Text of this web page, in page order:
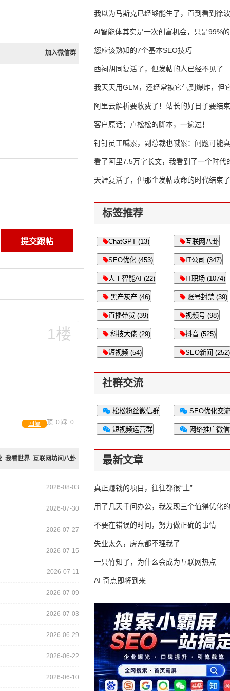
加入微信群
1楼
顶: 0 踩: 0
回复
我看世界 互联网坊间八卦
2026-08-03
2026-07-30
2026-07-27
2026-07-15
2026-07-11
2026-07-09
2026-07-03
2026-06-29
2026-06-22
2026-06-10
我以为马斯克已经够能生了，直到看到
AI智能体其实是一次创富机会，只是99%
错过了
您应该熟知的7个基本SEO技巧
西祠胡同复活了，但发帖的人已经不见了
我天天用GLM，还经常被它气到爆炸，但
16万亿
阿里云解析要收费了！站长的好日子要结
客户原话：卢松松的脚本，一遍过！
钉钉员工喊累，副总裁也喊累：问题可能
了
看了阿里7.5万字长文，我看到了一个时代
天涯复活了，但那个发帖改命的时代结束了
标签推荐
ChatGPT (13) 互联网八卦
SEO优化 (453) IT公司 (347)
人工智能AI (22) IT职场 (1074)
黑产灰产 (46) 账号封禁 (39)
直播带货 (39) 视频号 (98)
科技大佬 (29) 抖音 (525)
短视频 (54) SEO新闻 (252)
社群交流
松松粉丝微信群 SEO优化交
短视频运营群 网络推广微
最新文章
真正赚钱的项目，往往都很“土”
用了几天千问办公，我发现三个值得优化
不要在错误的时间，努力做正确的事情
失业太久，房东都不理我了
一只竹知了，为什么会成为互联网热点
AI 奇点即将到来